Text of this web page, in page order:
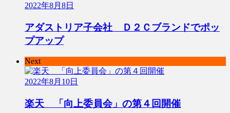
2022年8月8日
アダストリア子会社 Ｄ２Ｃブランドでポッ
プアップ
Next
2022年8月10日
楽天 「向上委員会」の第４回開催